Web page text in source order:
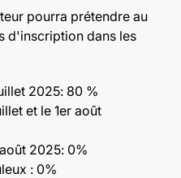
pourra prétendre au
d'inscription dans les
2025: 80 %
et le 1er août
2025: 0%
: 0%